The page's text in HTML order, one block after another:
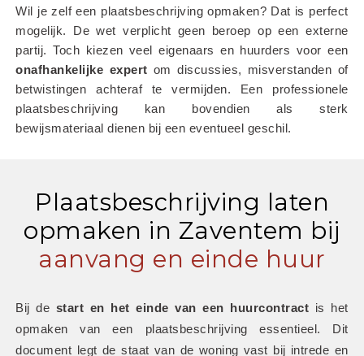
Wil je zelf een plaatsbeschrijving opmaken? Dat is perfect
mogelijk. De wet verplicht geen beroep op een externe
onafhankelijke expert om discussies, misverstanden of
betwistingen achteraf te vermijden. Een professionele
plaatsbeschrijving kan bovendien als sterk
bewijsmateriaal dienen bij een eventueel geschil.
Plaatsbeschrijving laten
opmaken in Zaventem bij
aanvang en einde huur
Bij de start en het einde van een huurcontract is het
opmaken van een plaatsbeschrijving essentieel. Dit
document legt de staat van de woning vast bij intrede en